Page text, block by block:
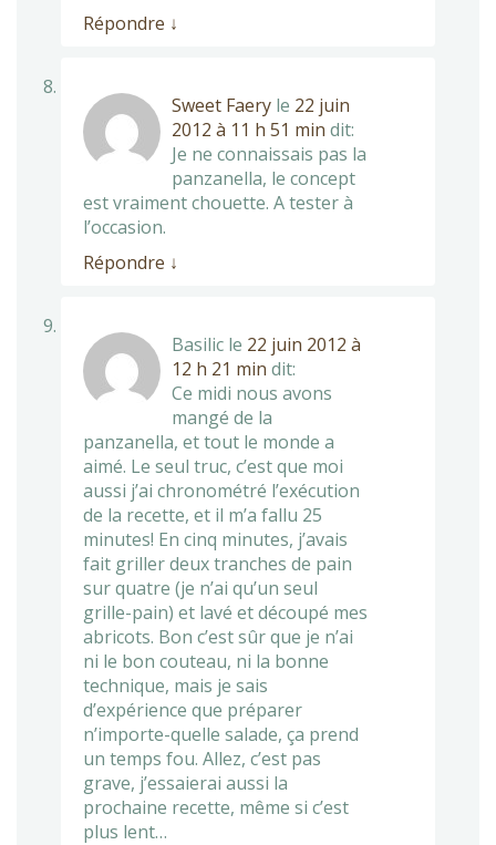
Répondre ↓
Sweet Faery le 22 juin
2012 à 11 h 51 min dit:
Je ne connaissais pas la
panzanella, le concept
est vraiment chouette. A tester à
l’occasion.
Répondre ↓
Basilic le 22 juin 2012 à
12 h 21 min dit:
Ce midi nous avons
mangé de la
panzanella, et tout le monde a
aimé. Le seul truc, c’est que moi
aussi j’ai chronométré l’exécution
de la recette, et il m’a fallu 25
minutes! En cinq minutes, j’avais
fait griller deux tranches de pain
sur quatre (je n’ai qu’un seul
grille-pain) et lavé et découpé mes
abricots. Bon c’est sûr que je n’ai
ni le bon couteau, ni la bonne
technique, mais je sais
d’expérience que préparer
n’importe-quelle salade, ça prend
un temps fou. Allez, c’est pas
grave, j’essaierai aussi la
prochaine recette, même si c’est
plus lent…